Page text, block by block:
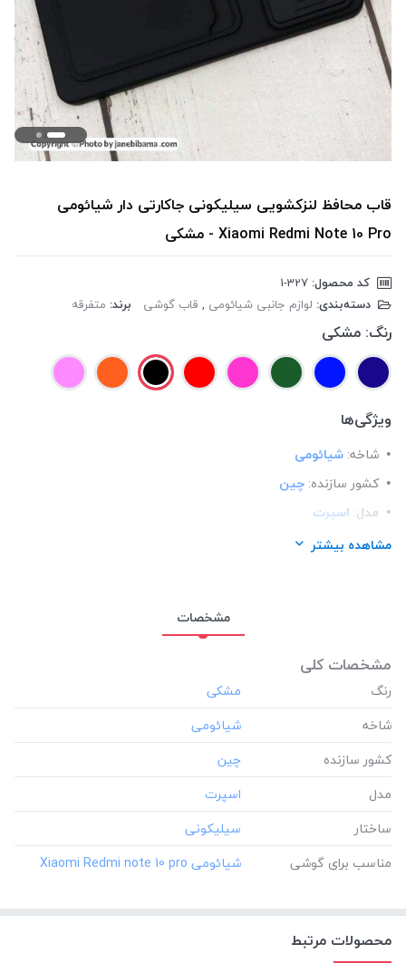
قاب محافظ لنزکشویی سیلیکونی جاکارتی دار شیائومی
Xiaomi Redmi Note 10 Pro - مشکی
کد محصول:
دسته‌بندی: لوازم جانبی شیائومی , قاب گوشی برند: متفرقه
رنگ: مشکی
ویژگی‌ها
شاخه: شیائومی
کشور سازنده: چین
مدل: اسپرت
ساختار: سیلیکونیمشاهده بیشتر
مشخصات
مشخصات کلی
رنگ
شاخه
کشور سازنده
مدل
ساختار
مناسب برای گوشی
محصولات مرتبط